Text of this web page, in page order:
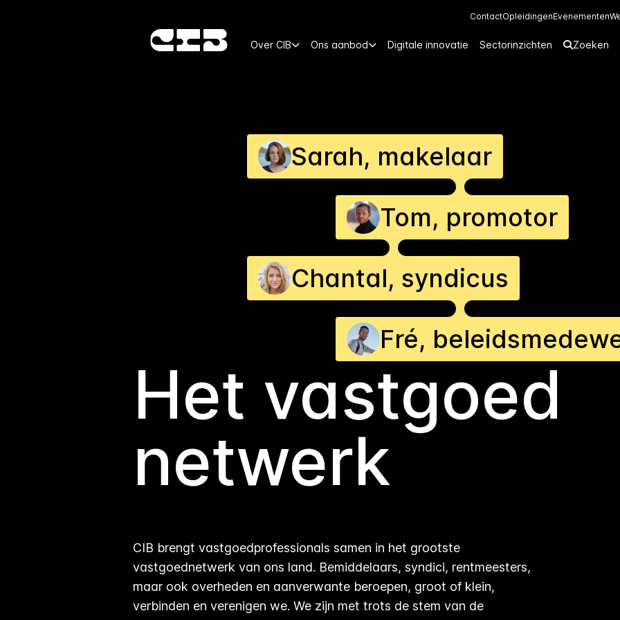
ContactOpleidingenEvenementen
Over CIB Ons aanbod Digitale innovatie Sectorinzichten Zoeken
Sarah, makelaar
Tom, promotor
Chantal, syndicus
Fré,
Het vastgoed
netwerk
CIB brengt vastgoedprofessionals samen in het grootste
vastgoednetwerk van ons land. Bemiddelaars, syndici, rentmeesters,
maar ook overheden en aanverwante beroepen, groot of klein,
verbinden en verenigen we. We zijn met trots de stem van de